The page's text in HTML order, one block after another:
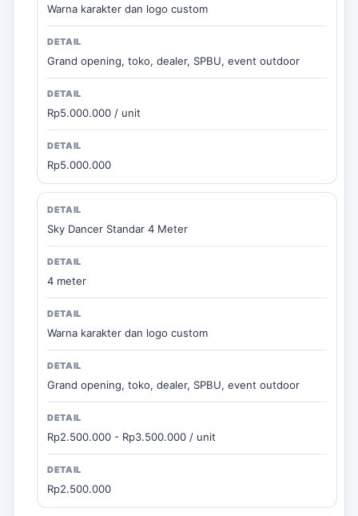
Warna karakter dan logo custom
Grand opening, toko, dealer, SPBU, event outdoor
Rp5.000.000 / unit
Rp5.000.000
Sky Dancer Standar 4 Meter
4 meter
Warna karakter dan logo custom
Grand opening, toko, dealer, SPBU, event outdoor
Rp2.500.000 - Rp3.500.000 / unit
Rp2.500.000